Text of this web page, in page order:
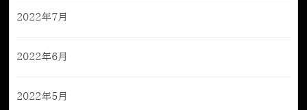
2022年7月
2022年6月
2022年5月